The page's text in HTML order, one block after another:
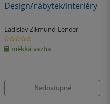
Design/nábytek/interiéry
Ladislav Zikmund-Lender
0.0
z
5
hvězdiček
měkká vazba
Nedostupné